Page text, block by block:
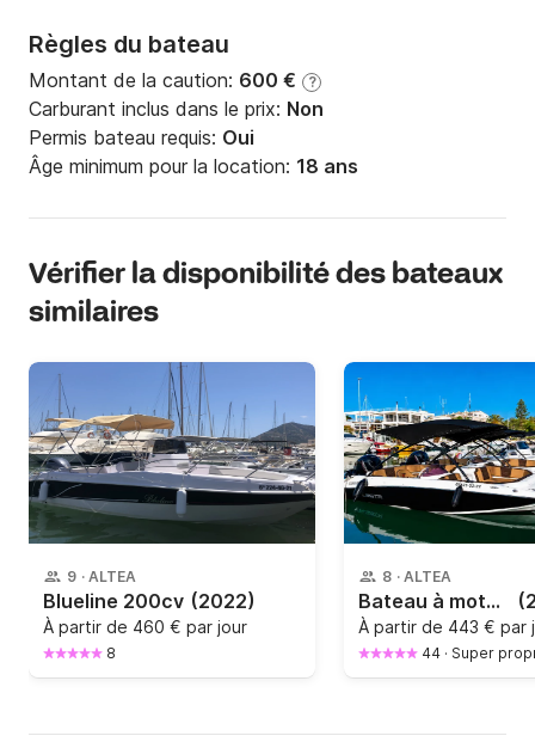
Règles du bateau
Montant de la caution: 600 € ?
Carburant inclus dans le prix: Non
Permis bateau requis: Oui
Âge minimum pour la location: 18 ans
Vérifier la disponibilité des bateaux
similaires
9 · ALTEA
Blueline 200cv (2022)
À partir de 460 € par jour
8
8 · ALTEA
Bateau à moteur ALESTA SEAMAX 620 150cv
À partir de 443 € par
44 · Super